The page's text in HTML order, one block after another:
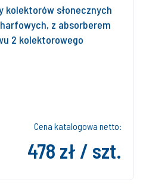
kolektorów słonecznych
z absorberem
2 kolektorowego
Cena katalogowa netto:
478 zł / szt.